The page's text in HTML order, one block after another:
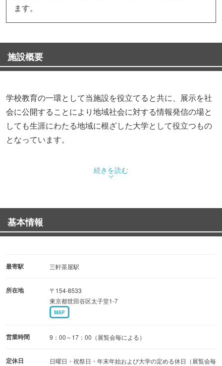
ます。
施設概要
学校教育の一環として当施設を役立てると共に、展示を社
会に公開することにより地域社会に対する情報発信の場と
しても生涯にわたる地域に根ざした大学として役立つもの
となっています。
続きを読む
基本情報
最寄駅 三軒茶屋駅
所在地
〒154-8533
東京都世田谷区太子堂1-7
MAP
営業時間 9：00～17：00（展覧会毎による）
定休日
日曜日・祝祭日・年末年始および大学の定める休日（展覧会毎